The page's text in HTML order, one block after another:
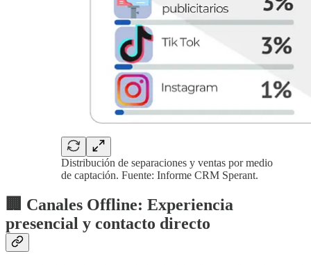
Distribución de separaciones y ventas por medio
de captación. Fuente: Informe CRM Sperant.
🏢 Canales Offline: Experiencia
presencial y contacto directo